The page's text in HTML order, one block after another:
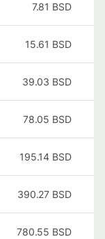
7.81 BSD
15.61 BSD
39.03 BSD
78.05 BSD
195.14 BSD
390.27 BSD
780.55 BSD